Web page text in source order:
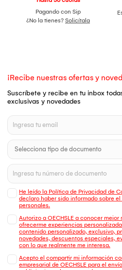
Pagando con Sip
¿No la tienes? Solicítala
¡Recibe nuestras ofertas y
Suscríbete y recibe en tu inbox
exclusivas y novedades
He leído la Política de Privacidad de
declaro haber sido informado sobre
personales.
Autorizo a OECHSLE a conocer
ofrecerme experiencias
contenido personalizado, exclusivo,
novedades, descuentos especiales,
con lo que realmente me interesa.
Acepto el compartir mi información
empresarial de OECHSLE para el